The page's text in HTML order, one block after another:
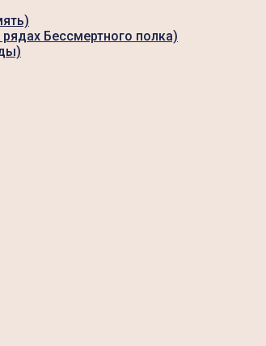
Бессмертного полка)